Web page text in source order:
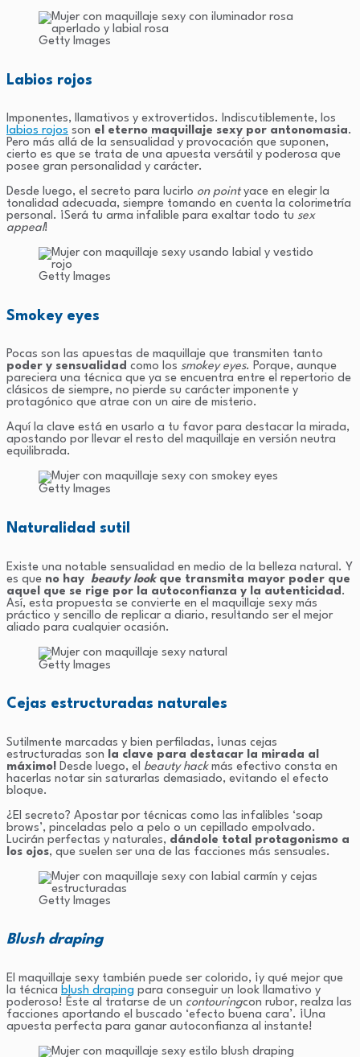
Getty Images
Labios rojos
Imponentes, llamativos y extrovertidos. Indiscutiblemente, los
labios rojos son el eterno maquillaje sexy por antonomasia.
Pero más allá de la sensualidad y provocación que suponen,
cierto es que se trata de una apuesta versátil y poderosa que
posee gran personalidad y carácter.
Desde luego, el secreto para lucirlo on pointyace en elegir la
tonalidad adecuada, siempre tomando en cuenta la colorimetría
personal. ¡Será tu arma infalible para exaltar todo tu sex
appeal!
Getty Images
Smokey eyes
Pocas son las apuestas de maquillaje que transmiten tanto
poder y sensualidad como los smokey eyes. Porque, aunque
pareciera una técnica que ya se encuentra entre el repertorio de
clásicos de siempre, no pierde su carácter imponente y
protagónico que atrae con un aire de misterio.
Aquí la clave está en usarlo a tu favor para destacar la mirada,
apostando por llevar el resto del maquillaje en versión neutra
equilibrada.
Getty Images
Naturalidad sutil
Existe una notable sensualidad en medio de la belleza natural. Y
es que no hay beauty lookque transmita mayor poder que
aquel que se rige por la autoconfianza y la autenticidad .
Así, esta propuesta se convierte en el maquillaje sexy más
práctico y sencillo de replicar a diario, resultando ser el mejor
aliado para cualquier ocasión.
Getty Images
Cejas estructuradas naturales
Sutilmente marcadas y bien perfiladas, ¡unas cejas
estructuradas son
la clave para destacar la mirada al
máximo! Desde luego, el beauty hackmás efectivo consta en
hacerlas notar sin saturarlas demasiado, evitando el efecto
bloque.
¿El secreto? Apostar por técnicas como las infalibles ‘soap
brows’, pinceladas pelo a pelo o un cepillado empolvado.
Lucirán perfectas y naturales, dándole total protagonismo a
los ojos, que suelen ser una de las facciones más sensuales.
Getty Images
Blush draping
El maquillaje sexy también puede ser colorido, ¡y qué mejor que
la técnica blush draping para conseguir un look llamativo y
poderoso! Éste al tratarse de un contouringcon rubor, realza las
facciones aportando el buscado ‘efecto buena cara’. ¡Una
apuesta perfecta para ganar autoconfianza al instante!